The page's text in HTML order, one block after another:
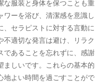
な服装と身体を保つことも重
ーを浴び、清潔感を意識し
、セラピストに対する言動に
不適切な発言は避け、リラク
であることを忘れずに、感謝
ましいです。これらの基本的
地よい時間を過ごすことがで